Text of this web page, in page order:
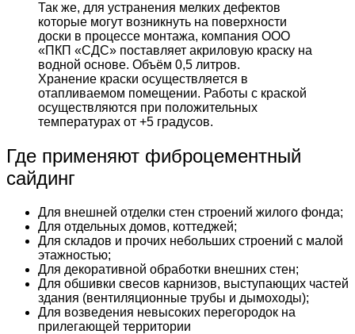
Так же, для устранения мелких дефектов
которые могут возникнуть на поверхности
доски в процессе монтажа, компания ООО
«ПКП «СДС» поставляет акриловую краску на
водной основе. Объём 0,5 литров.
Хранение краски осуществляется в
отапливаемом помещении. Работы с краской
осуществляются при положительных
температурах от +5 градусов.
Где применяют фиброцементный
сайдинг
Для внешней отделки стен строений жилого фонда;
Для отдельных домов, коттеджей;
Для складов и прочих небольших строений с малой
этажностью;
Для декоративной обработки внешних стен;
Для обшивки свесов карнизов, выступающих частей
здания (вентиляционные трубы и дымоходы);
Для возведения невысоких перегородок на
прилегающей территории